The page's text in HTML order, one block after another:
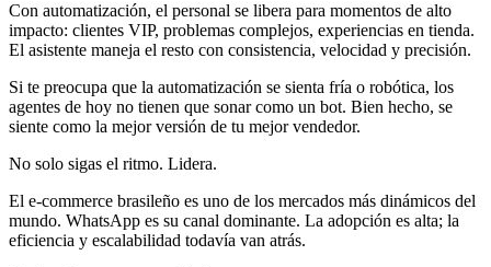
Con automatización, el personal se libera para momentos de alto
impacto: clientes VIP, problemas complejos, experiencias en tienda.
El asistente maneja el resto con consistencia, velocidad y precisión.
Si te preocupa que la automatización se sienta fría o robótica, los
agentes de hoy no tienen que sonar como un bot. Bien hecho, se
siente como la mejor versión de tu mejor vendedor.
No solo sigas el ritmo. Lidera.
El e-commerce brasileño es uno de los mercados más dinámicos del
mundo. WhatsApp es su canal dominante. La adopción es alta; la
eficiencia y escalabilidad todavía van atrás.